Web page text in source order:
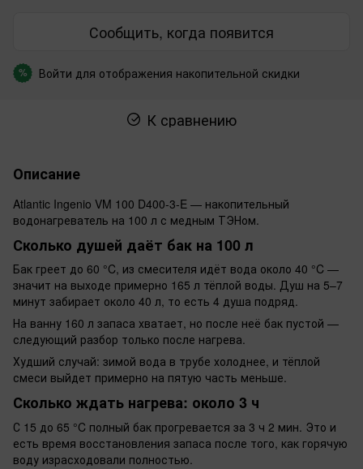
Сообщить, когда появится
% Войти для отображения накопительной скидки
К сравнению
Описание
Atlantic Ingenio VM 100 D400-3-E — накопительный
водонагреватель на 100 л с медным ТЭНом.
Сколько душей даёт бак на 100 л
Бак греет до 60 °C, из смесителя идёт вода около 40 °C —
значит на выходе примерно 165 л тёплой воды. Душ на 5–7
минут забирает около 40 л, то есть 4 душа подряд.
На ванну 160 л запаса хватает, но после неё бак пустой —
следующий разбор только после нагрева.
Худший случай: зимой вода в трубе холоднее, и тёплой
смеси выйдет примерно на пятую часть меньше.
Сколько ждать нагрева: около 3 ч
С 15 до 65 °C полный бак прогревается за 3 ч 2 мин. Это и
есть время восстановления запаса после того, как горячую
воду израсходовали полностью.